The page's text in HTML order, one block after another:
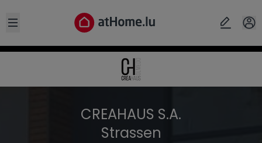
Open sidebar
CREAHAUS S.A.
Strassen